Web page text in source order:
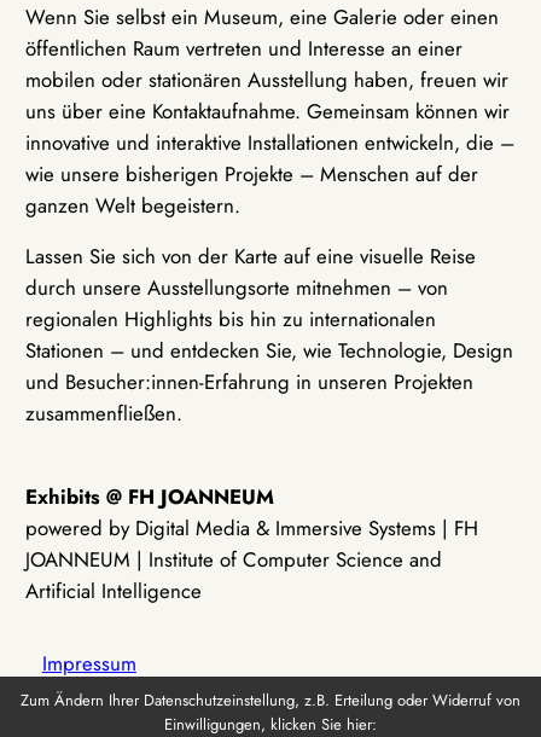
Wenn Sie selbst ein Museum, eine Galerie oder einen
öffentlichen Raum vertreten und Interesse an einer
mobilen oder stationären Ausstellung haben, freuen wir
uns über eine Kontaktaufnahme. Gemeinsam können wir
innovative und interaktive Installationen entwickeln, die –
wie unsere bisherigen Projekte – Menschen auf der
ganzen Welt begeistern.
Lassen Sie sich von der Karte auf eine visuelle Reise
durch unsere Ausstellungsorte mitnehmen – von
regionalen Highlights bis hin zu internationalen
Stationen – und entdecken Sie, wie Technologie, Design
und Besucher:innen-Erfahrung in unseren Projekten
zusammenfließen.
Exhibits @ FH JOANNEUM
powered by Digital Media & Immersive Systems | FH
JOANNEUM | Institute of Computer Science and
Artificial Intelligence
Impressum
Zum Ändern Ihrer Datenschutzeinstellung, z.B. Erteilung oder Widerruf von
Einwilligungen, klicken Sie hier: